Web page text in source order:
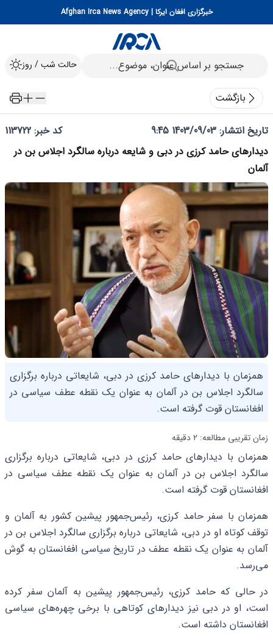
خبرگزاری افغان ایرکا | Afghan Irca News Agency
حالت شب / روز
بازگشت
تاریخ انتشار: 1403/09/03 9:45
کد خبر: 113722
دیدارهای حامد کرزی در دبی و شایعه درباره سالگرد اجلاس بن در
آلمان
همزمان با دیدارهای حامد کرزی در دبی، شایعاتی درباره برگزاری
سالگرد اجلاس بن در آلمان به عنوان یک نقطه عطف سیاسی در
افغانستان قوت گرفته است.
زمان تقریبی مطالعه: 2 دقیقه
همزمان با دیدارهای حامد کرزی در دبی، شایعاتی درباره برگزاری
سالگرد اجلاس بن در آلمان به عنوان یک نقطه عطف سیاسی در
افغانستان قوت گرفته است.
همزمان با سفر حامد کرزی، رئیس‌جمهور پیشین کشور به آلمان و
توقف کوتاه او در دبی، شایعاتی درباره برگزاری سالگرد اجلاس بن در
آلمان به عنوان یک نقطه عطف در تاریخ سیاسی افغانستان به گوش
می‌رسد.
در حالی که حامد کرزی، رئیس‌جمهور پیشین به آلمان سفر کرده
است، او در دبی نیز دیدارهای کوتاهی با برخی چهره‌های سیاسی
افغانستان داشته است.